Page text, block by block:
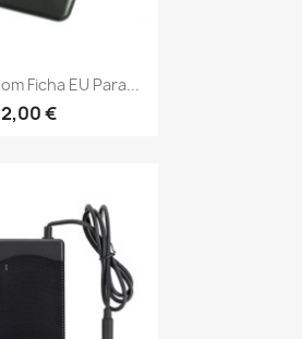
rápida
Ficha EU Para...
€